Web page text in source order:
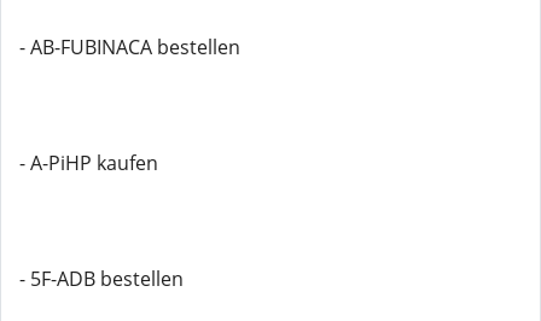
- AB-FUBINACA bestellen
- A-PiHP kaufen
- 5F-ADB bestellen